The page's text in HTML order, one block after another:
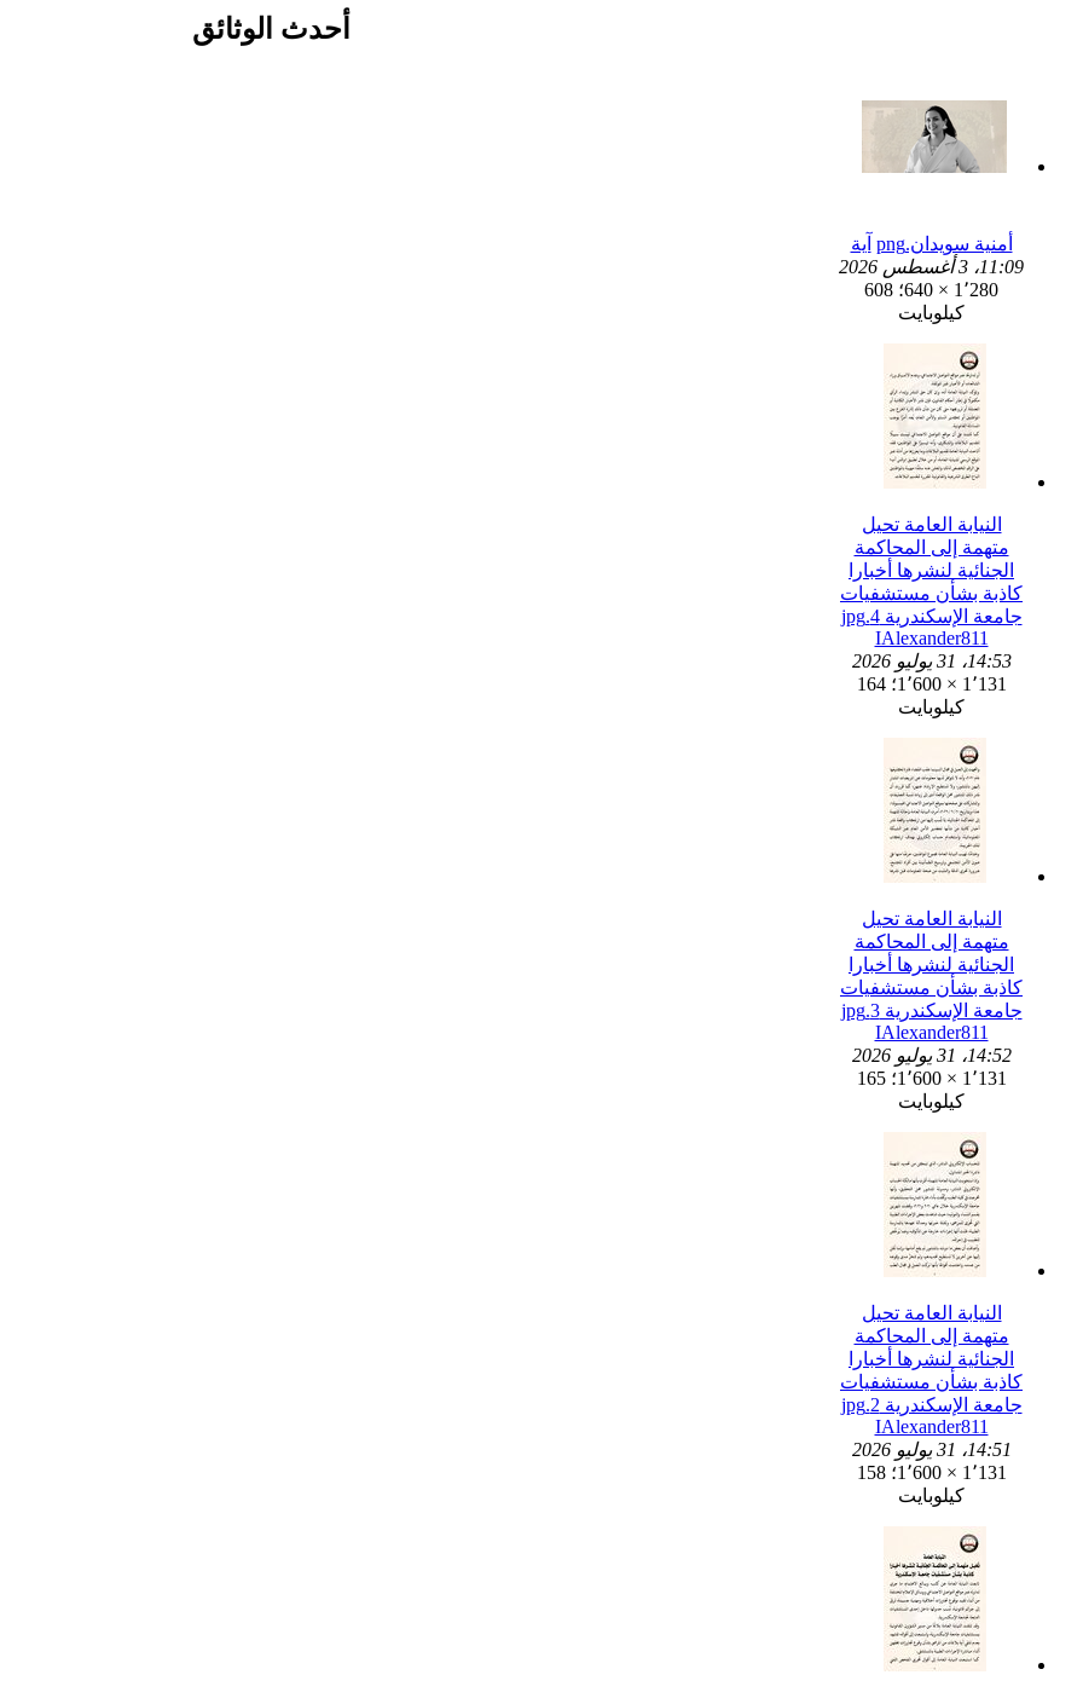
أحدث الوثائق
أمنية سويدان.png
آية
11:09، 3 أغسطس 2026
1٬280 × 640؛ 608
كيلوبايت
النيابة العامة تحيل
متهمة إلى المحاكمة
الجنائية لنشرها أخبارا
كاذبة بشأن مستشفيات
جامعة الإسكندرية 4.jpg
IAlexander811
14:53، 31 يوليو 2026
1٬131 × 1٬600؛ 164
كيلوبايت
النيابة العامة تحيل
متهمة إلى المحاكمة
الجنائية لنشرها أخبارا
كاذبة بشأن مستشفيات
جامعة الإسكندرية 3.jpg
IAlexander811
14:52، 31 يوليو 2026
1٬131 × 1٬600؛ 165
كيلوبايت
النيابة العامة تحيل
متهمة إلى المحاكمة
الجنائية لنشرها أخبارا
كاذبة بشأن مستشفيات
جامعة الإسكندرية 2.jpg
IAlexander811
14:51، 31 يوليو 2026
1٬131 × 1٬600؛ 158
كيلوبايت